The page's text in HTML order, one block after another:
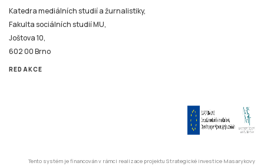
Katedra mediálních studií a žurnalistiky,
Fakulta sociálních studií MU,
Joštova 10,
602 00 Brno
REDAKCE
Tento systém je financován v rámci realizace projektu Strategické investice Masarykovy